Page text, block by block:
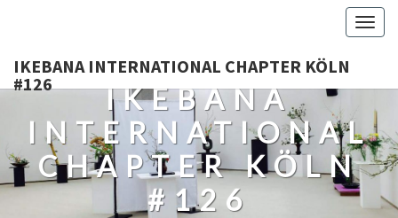
IKEBANA INTERNATIONAL CHAPTER KÖLN
#126
IKEBANA
INTERNATIONAL
CHAPTER KÖLN
#126